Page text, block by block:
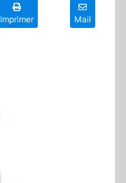
Imprimer Mail